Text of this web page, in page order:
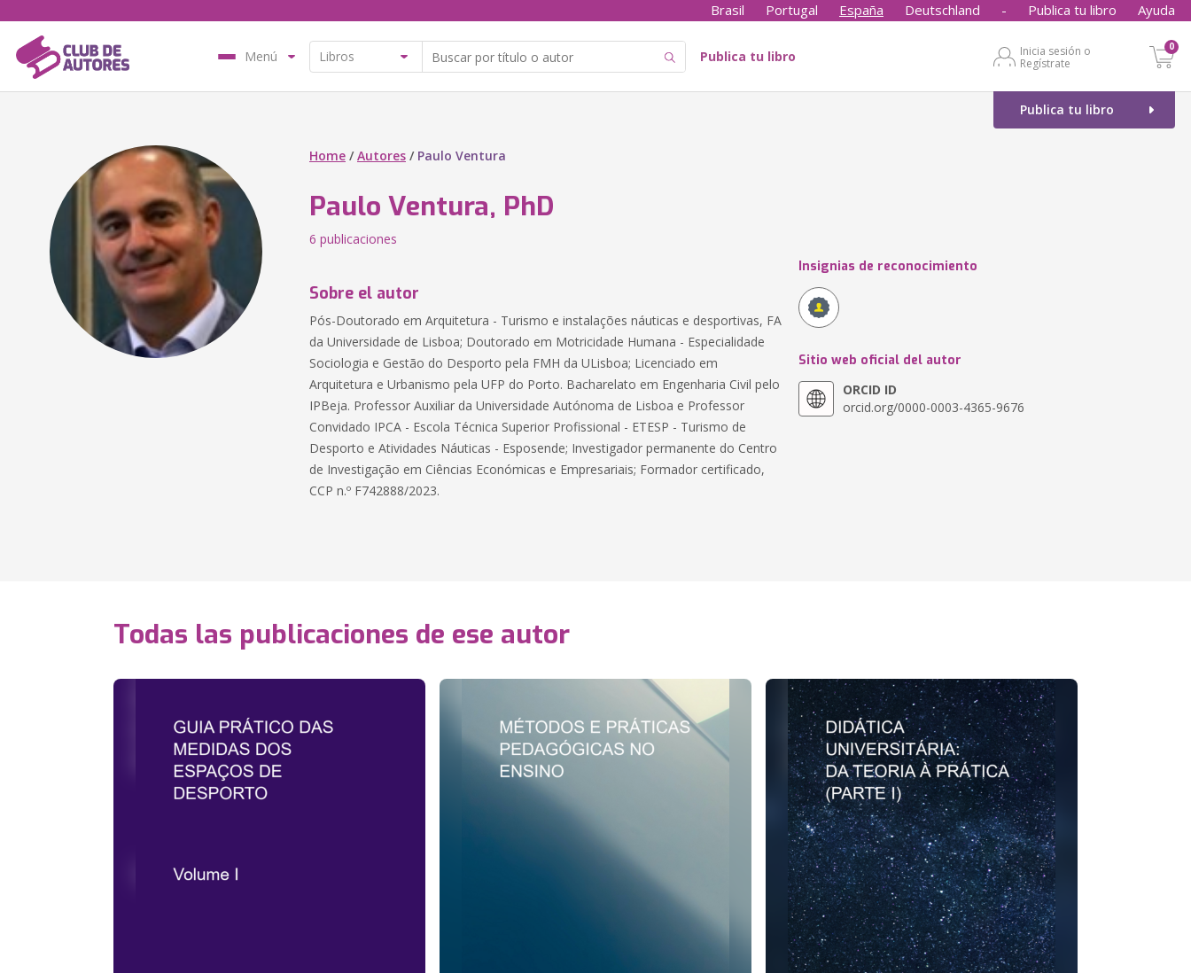
Brasil Portugal España Deutschland - Publica tu libro Ayuda
Menú Publica tu libro
Inicia sesión o
Regístrate
0
Publica tu libro
Home /Autores / Paulo Ventura
Paulo Ventura, PhD
6 publicaciones
Sobre el autor
Pós-Doutorado em Arquitetura - Turismo e instalações náuticas e desportivas, FA
da Universidade de Lisboa; Doutorado em Motricidade Humana - Especialidade
Sociologia e Gestão do Desporto pela FMH da ULisboa; Licenciado em
Arquitetura e Urbanismo pela UFP do Porto. Bacharelato em Engenharia Civil pelo
IPBeja. Professor Auxiliar da Universidade Autónoma de Lisboa e Professor
Convidado IPCA - Escola Técnica Superior Profissional - ETESP - Turismo de
Desporto e Atividades Náuticas - Esposende; Investigador permanente do Centro
de Investigação em Ciências Económicas e Empresariais; Formador certificado,
CCP n.º F742888/2023.
Insignias de reconocimiento
Sitio web oficial del autor
ORCID ID
orcid.org/0000-0003-4365-9676
Todas las publicaciones de ese autor